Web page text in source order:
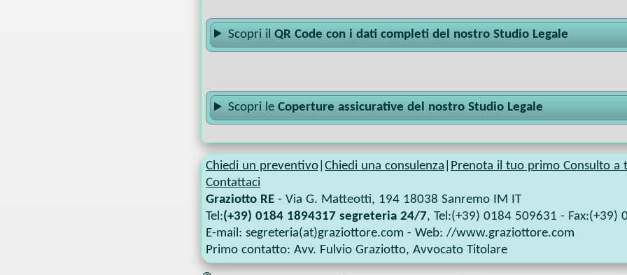
Scopri ilQR Code con i dati completi del nostro Studio Legale
Scopri leCoperture assicurative del nostro Studio Legale
Chiedi un preventivo Chiedi una consulenza
Prenota il tuo primo Consulto a
Contattaci
Graziotto RE - Via G. Matteotti, 194 18038 Sanremo IM
IT
Tel:(+39) 0184 1894317 segreteria 24/7, Tel:(+39) 0184 509631 - Fax:(+39)
E-mail: segreteria(at)graziottore.com - Web: //www.graziottore.com
Primo contatto: Avv. Fulvio Graziotto, Avvocato Titolare